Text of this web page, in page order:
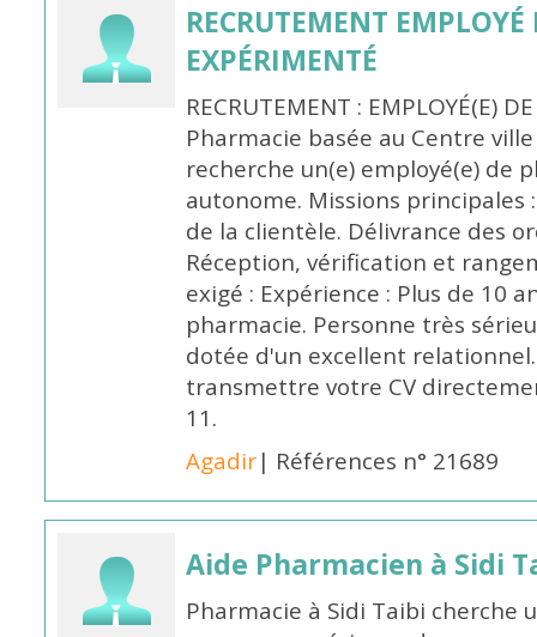
RECRUTEMENT
EXPÉRIMENTÉ
RECRUTEMENT : EMPLOYÉ(E)
Pharmacie basée au Centre ville
recherche un(e) employé(e) de
autonome. Missions principales
de la clientèle. Délivrance des
Réception, vérification et
exigé : Expérience : Plus de 10
pharmacie. Personne très
dotée d'un excellent
transmettre votre CV
11.
Agadir| Références n° 21689
Aide Pharmacien à Sidi
Pharmacie à Sidi Taibi cherche